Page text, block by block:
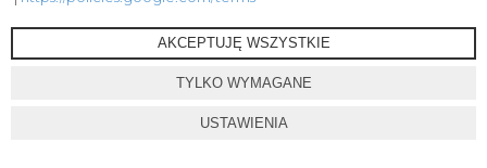
AKCEPTUJĘ WSZYSTKIE
TYLKO WYMAGANE
USTAWIENIA